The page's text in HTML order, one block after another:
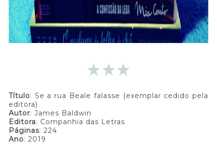
Título: Se a rua Beale falasse (exemplar cedido pela
editora)
Autor: James Baldwin
Editora: Companhia das Letras
Páginas: 224
Ano: 2019